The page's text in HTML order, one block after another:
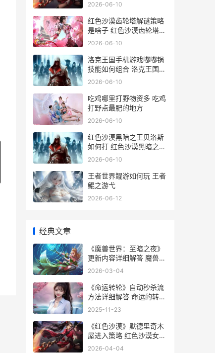
2026-06-10
红色沙漠齿轮塔解谜策略
是啥子 红色沙漠齿轮塔野
性正常拿
2026-06-10
洛克王国手机游戏嘟嘟锅
技能如何组合 洛克王国手
机游戏
2026-06-10
吃鸡哪里打野物资多 吃鸡
打野点最肥的地方
2026-06-10
红色沙漠黑暗之王贝洛斯
如何打 红色沙漠黑暗之王
贝洛斯怎么打
2026-06-10
王者世界鲲游如何玩 王者
鲲之游弋
2026-06-12
经典文章
《魔兽世界：至暗之夜》
更新内容详细解答 魔兽世
界至高岭在哪
2026-03-04
《命运转轮》自动秒杀流
方法详细解答 命运的转轮
已经开始
2025-11-23
《红色沙漠》默德里奇木
屋进入策略 红色沙漠女主
角
2026-04-04